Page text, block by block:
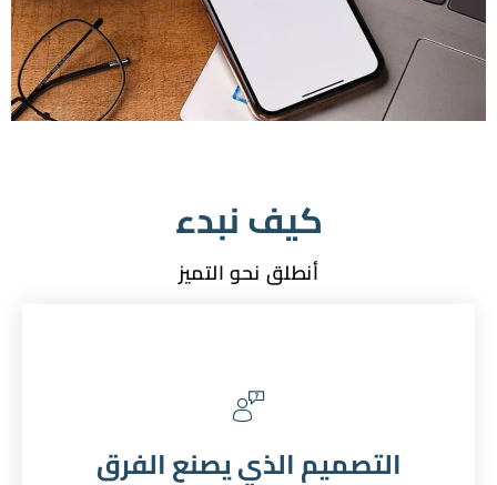
كيف نبدء
أنطلق نحو التميز
التصميم الذي يصنع الفرق